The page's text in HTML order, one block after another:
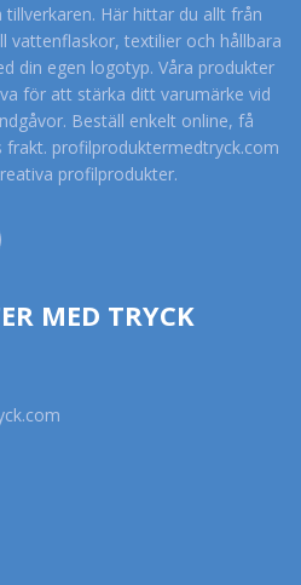
Här hittar du allt från
vattenflaskor, textilier och hållbara
din egen logotyp. Våra produkter
för att stärka ditt varumärke vid
Beställ enkelt online, få
frakt. profilproduktermedtryck.com
profilprodukter.
MED TRYCK